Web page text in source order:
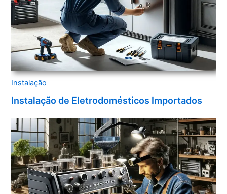
Instalação
Instalação de Eletrodomésticos Importados